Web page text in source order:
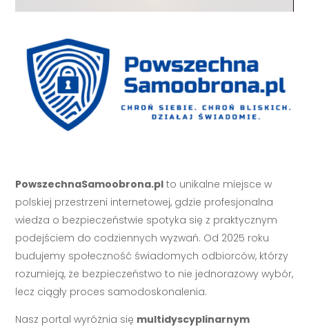
PowszechnaSamoobrona.pl to unikalne miejsce w
polskiej przestrzeni internetowej, gdzie profesjonalna
wiedza o bezpieczeństwie spotyka się z praktycznym
podejściem do codziennych wyzwań. Od 2025 roku
budujemy społeczność świadomych odbiorców, którzy
rozumieją, że bezpieczeństwo to nie jednorazowy wybór,
lecz ciągły proces samodoskonalenia.
Nasz portal wyróżnia się multidyscyplinarnym